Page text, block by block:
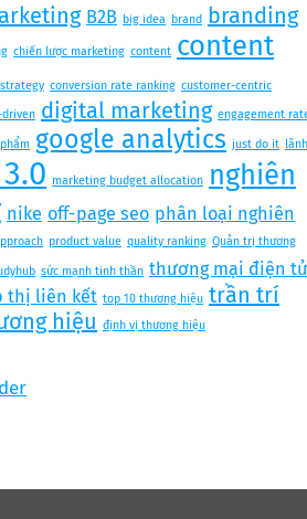
B2B big idea brand branding
chiến lược marketing content content
conversion rate ranking customer-centric
digital marketing engagement
google analytics just do it lãnh
marketing budget allocation nghiên
nike off-page seo phân loại nghiên
product value quality ranking Quản trị thương
sức mạnh tinh thần thương mại điện tử
thị liên kết top 10 thương hiệu trần trí
hiệu định vị thương hiệu